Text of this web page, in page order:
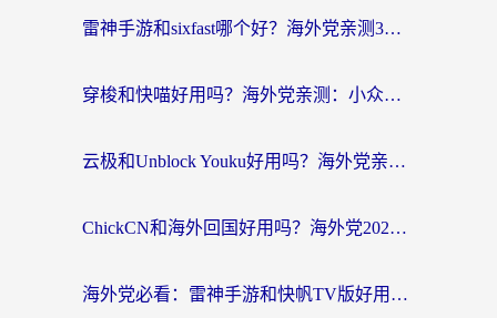
雷神手游和sixfast哪个好？海外党亲测3款回国加速器，教你选对不踩坑
穿梭和快喵好用吗？海外党亲测：小众加速器对比+番茄加速器深度体验
云极和Unblock Youku好用吗？海外党亲测+2026回国加速器避坑指南
ChickCN和海外回国好用吗？海外党2026亲测：从手游到影音，选对加速器的3个关键
海外党必看：雷神手游和快帆TV版好用吗？3步选对回国加速器不踩坑